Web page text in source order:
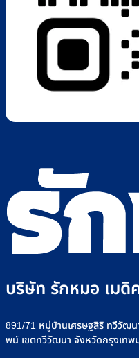
บริษัท รักหมอ เมดิ
891/71 หมู่บ้านเศรษฐสิริ ทวีวัฒ
พน์ เขตทวีวัฒนา จังหวัดกรุงเทพ